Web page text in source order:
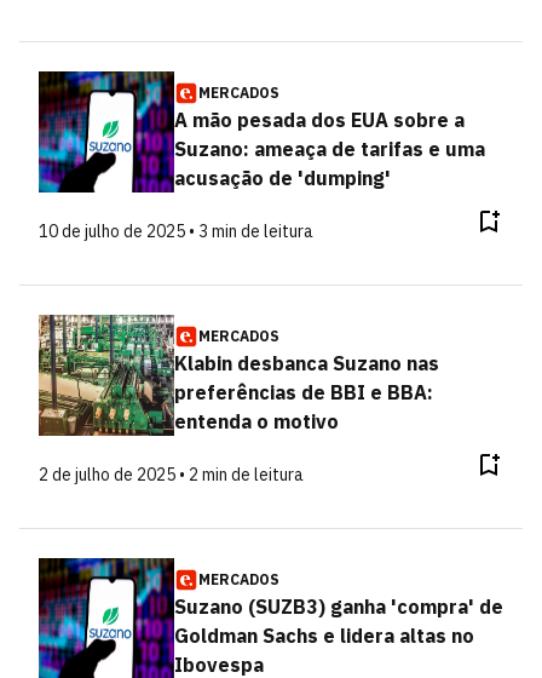
MERCADOS
A mão pesada dos EUA sobre a
Suzano: ameaça de tarifas e uma
acusação de 'dumping'
10 de julho de 2025 • 3 min de leitura
MERCADOS
Klabin desbanca Suzano nas
preferências de BBI e BBA:
entenda o motivo
2 de julho de 2025 • 2 min de leitura
MERCADOS
Suzano (SUZB3) ganha 'compra' de
Goldman Sachs e lidera altas no
Ibovespa